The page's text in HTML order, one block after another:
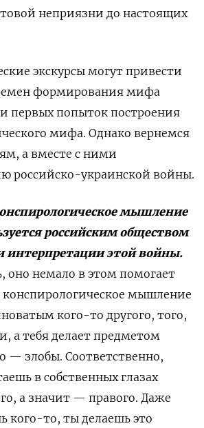
неприязни до настоящих
экскурсы могут привести
формирования мифа
первых попыток построения
мифа. Однако вернемся
а вместе с ними
российско-украинской войны.
мышление
российским обществом
интерпретации этой войны.
оно немало в этом помогает
конспирологическое мышление
кого-то другого, того,
а тебя делает предметом
— злобы. Соответственно,
в собственных глазах
а значит — правого. Даже
кого-то, ты делаешь это